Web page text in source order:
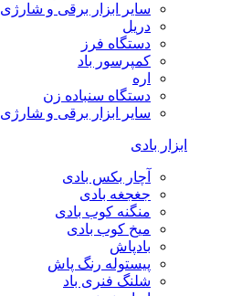
سایر ابزار برقی و شارژی
دریل
دستگاه فرز
کمپرسور باد
اره
دستگاه سنباده زن
سایر ابزار برقی و شارژی
ابزار بادی
آچار بکس بادی
جغجغه بادی
منگنه کوب بادی
میخ کوب بادی
بادپاش
پیستوله رنگ پاش
شلنگ فنری باد